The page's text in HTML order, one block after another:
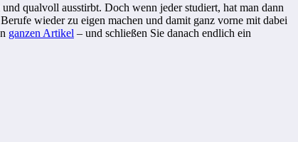
qualvoll ausstirbt. Doch wenn jeder studiert, hat man dann
wieder zu eigen machen und damit ganz vorne mit dabei
ganzen Artikel – und schließen Sie danach endlich ein